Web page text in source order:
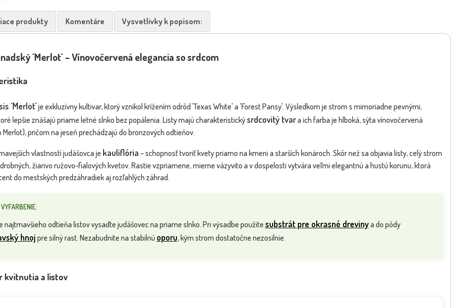
skladom
145.80 €
Dostupnosť: skladom
s DPH 1.00 €
Dostupnosť: skladom Dostupnosť:
produkty Komentáre Vysvetlivky k popisom:
´Merlot´ – Vínovočervená elegancia so srdcom
´Merlot´je exkluzívny kultivar, ktorý vznikol krížením odrôd 'Texas White' a 'Forest Pansy'. Výsledkom je strom s mimoriadne pevnými,
lepšie znášajú priame letné slnko bez popálenia. Listy majú charakteristickýsrdcovitý tvara ich farba je hlboká, sýta vínovočervená
Merlot), pričom na jeseň prechádzajú do bronzových odtieňov.
vlastností judášovca je kauliflória – schopnosť tvoriť kvety priamo na kmeni a starších konároch. Skôr než sa objavia listy, celý strom
žiarivo ružovo-fialových kvetov. Rastie vzpriamene, mierne vázyvito a v dospelosti vytvára veľmi elegantnú a hustú korunu, ktorá
do mestských predzáhradiek aj rozľahlých záhrad.
najtmavšieho odtieňa listov vysaďte judášovec na priame slnko. Pri výsadbe použite substrát pre okrasné drevinya do pôdy
hnoj pre silný rast. Nezabudnite na stabilnú oporu, kým strom dostatočne nezosilnie.
kvitnutia a listov